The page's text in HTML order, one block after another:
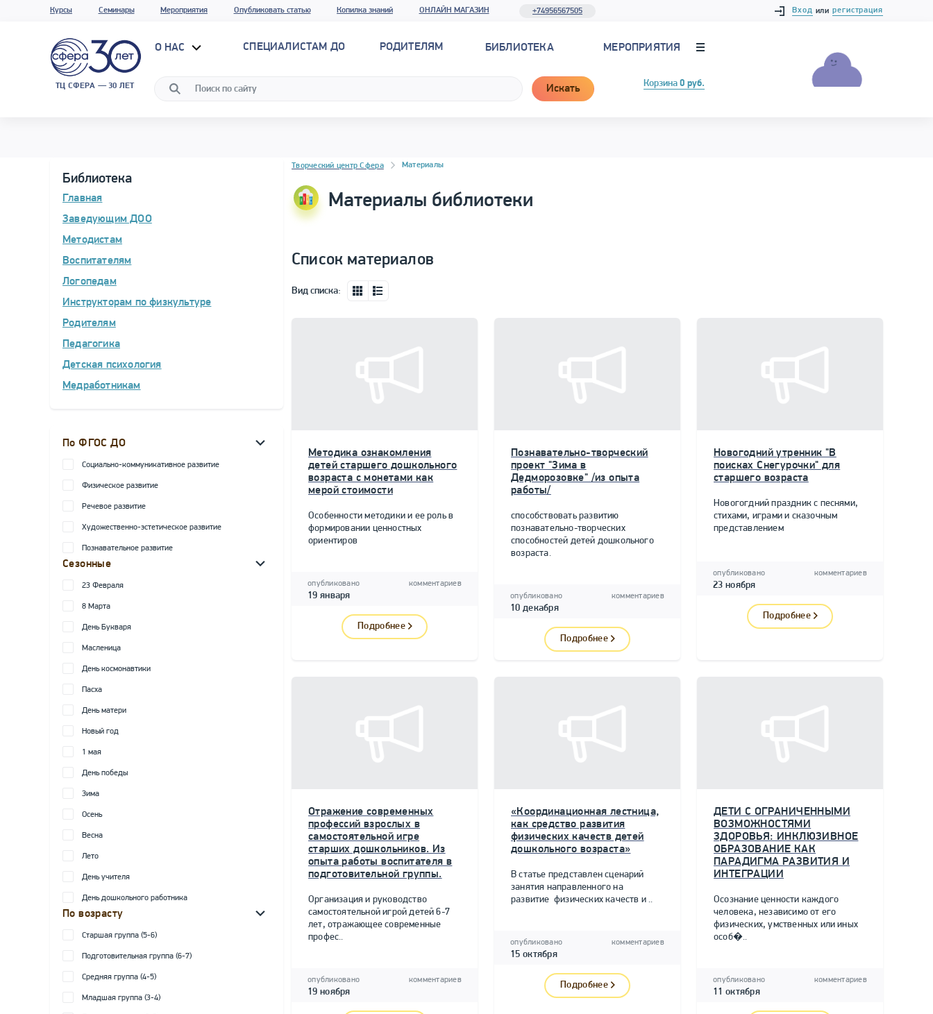
Курсы Семинары Мероприятия Опубликовать статью Копилка знаний ОНЛАЙН МАГАЗИН +74956567505 Вход или регистрация
ТЦ СФЕРА — 30 ЛЕТ
О НАС СПЕЦИАЛИСТАМ ДО РОДИТЕЛЯМ БИБЛИОТЕКА МЕРОПРИЯТИЯ
Искать Корзина 0 руб.
Библиотека
Главная
Заведующим ДОО
Методистам
Воспитателям
Логопедам
Инструкторам по физкультуре
Родителям
Педагогика
Детская психология
Медработникам
По ФГОС ДО
Социально-коммуникативное развитие
Физическое развитие
Речевое развитие
Художественно-эстетическое развитие
Познавательное развитие
Сезонные
23 Февраля
8 Марта
День Букваря
Масленица
День космонавтики
Пасха
День матери
Новый год
1 мая
День победы
Зима
Осень
Весна
Лето
День учителя
День дошкольного работника
По возрасту
Старшая группа (5-6)
Подготовительная группа (6-7)
Средняя группа (4-5)
Младшая группа (3-4)
Блок новостей
Творческий центр Сфера Материалы
Материалы библиотеки
Список материалов
Вид списка:
Методика ознакомления
детей старшего дошкольного
возраста с монетами как
мерой стоимости
Особенности методики и ее роль в
формировании ценностных
ориентиров
опубликовано
19 января
комментариев
Подробнее
Познавательно-творческий
проект "Зима в
Дедморозовке" /из опыта
работы/
способствовать развитию
познавательно-творческих
способностей детей дошкольного
возраста.
опубликовано
10 декабря
комментариев
Подробнее
Новогодний утренник "В
поисках Снегурочки" для
старшего возраста
Новогогдний праздник с песнями,
стихами, играми и сказочным
представлением
опубликовано
23 ноября
комментариев
Подробнее
Отражение современных
профессий взрослых в
самостоятельной игре
старших дошкольников. Из
опыта работы воспитателя в
подготовительной группы.
Организация и руководство
самостоятельной игрой детей 6-7
лет, отражающее современные
профес..
опубликовано
19 ноября
комментариев
«Координационная лестница,
как средство развития
физических качеств детей
дошкольного возраста»
В статье представлен сценарий
занятия направленного на
развитие физических качеств и ..
опубликовано
15 октября
комментариев
Подробнее
ДЕТИ С ОГРАНИЧЕННЫМИ
ВОЗМОЖНОСТЯМИ
ЗДОРОВЬЯ: ИНКЛЮЗИВНОЕ
ОБРАЗОВАНИЕ КАК
ПАРАДИГМА РАЗВИТИЯ И
ИНТЕГРАЦИИ
Осознание ценности каждого
человека, независимо от его
физических, умственных или иных
особ�..
опубликовано
11 октября
комментариев